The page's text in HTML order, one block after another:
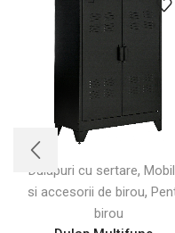
Dulapuri cu sertare,
si accesorii de birou,
birou